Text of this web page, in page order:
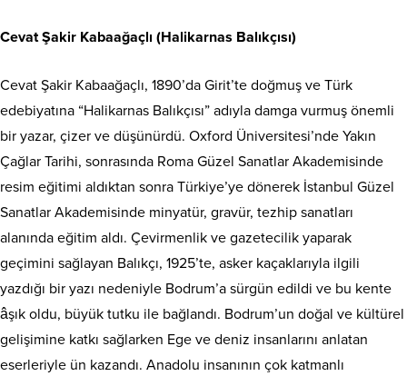
Cevat Şakir Kabaağaçlı (Halikarnas Balıkçısı)
Cevat Şakir Kabaağaçlı, 1890’da Girit’te doğmuş ve Türk
edebiyatına “Halikarnas Balıkçısı” adıyla damga vurmuş önemli
bir yazar, çizer ve düşünürdü. Oxford Üniversitesi’nde Yakın
Çağlar Tarihi, sonrasında Roma Güzel Sanatlar Akademisinde
resim eğitimi aldıktan sonra Türkiye’ye dönerek İstanbul Güzel
Sanatlar Akademisinde minyatür, gravür, tezhip sanatları
alanında eğitim aldı. Çevirmenlik ve gazetecilik yaparak
geçimini sağlayan Balıkçı, 1925’te, asker kaçaklarıyla ilgili
yazdığı bir yazı nedeniyle Bodrum’a sürgün edildi ve bu kente
âşık oldu, büyük tutku ile bağlandı. Bodrum’un doğal ve kültürel
gelişimine katkı sağlarken Ege ve deniz insanlarını anlatan
eserleriyle ün kazandı. Anadolu insanının çok katmanlı